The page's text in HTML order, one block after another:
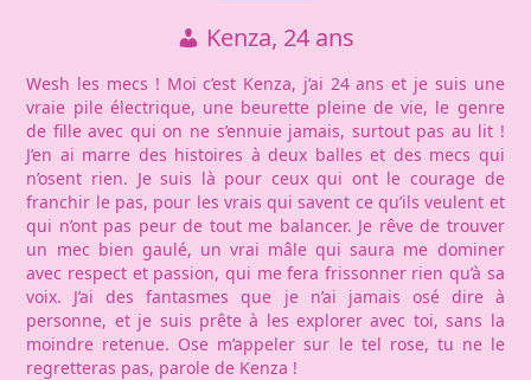
Kenza, 24 ans
Wesh les mecs ! Moi c’est Kenza, j’ai 24 ans et je suis une
vraie pile électrique, une beurette pleine de vie, le genre
de fille avec qui on ne s’ennuie jamais, surtout pas au lit !
J’en ai marre des histoires à deux balles et des mecs qui
n’osent rien. Je suis là pour ceux qui ont le courage de
franchir le pas, pour les vrais qui savent ce qu’ils veulent et
qui n’ont pas peur de tout me balancer. Je rêve de trouver
un mec bien gaulé, un vrai mâle qui saura me dominer
avec respect et passion, qui me fera frissonner rien qu’à sa
voix. J’ai des fantasmes que je n’ai jamais osé dire à
personne, et je suis prête à les explorer avec toi, sans la
moindre retenue. Ose m’appeler sur le tel rose, tu ne le
regretteras pas, parole de Kenza !